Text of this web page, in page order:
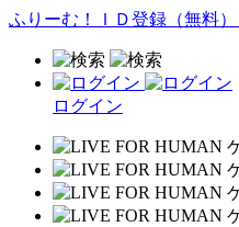
ふりーむ！ＩＤ登録（無料）
ログイン